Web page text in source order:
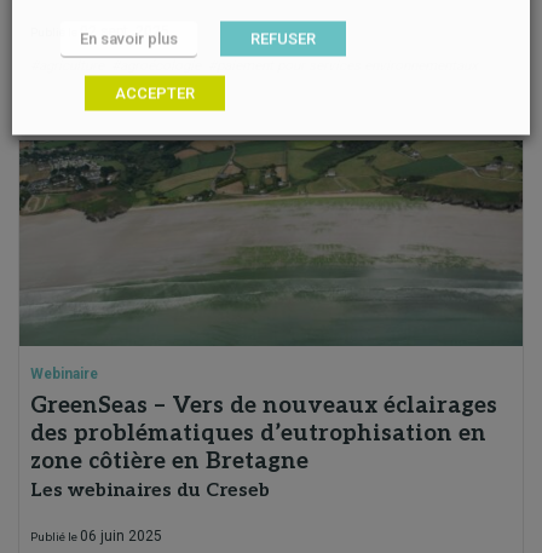
02 sept. 2025
Webinaire
GreenSeas – Vers de nouveaux éclairages
des problématiques d’eutrophisation en
zone côtière en Bretagne
Les webinaires du Creseb
Publié le 06 juin 2025
En savoir plus REFUSER
ACCEPTER